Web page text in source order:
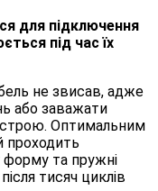
для підключення
під час їх
не звисав, адже
або заважати
Оптимальним
проходить
форму та пружні
тисяч циклів